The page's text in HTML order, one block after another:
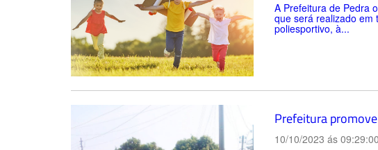
A Prefeitura de Pedra
que será realizado em
poliesportivo, à...
Prefeitura
10/10/2023 ás 09:29:00